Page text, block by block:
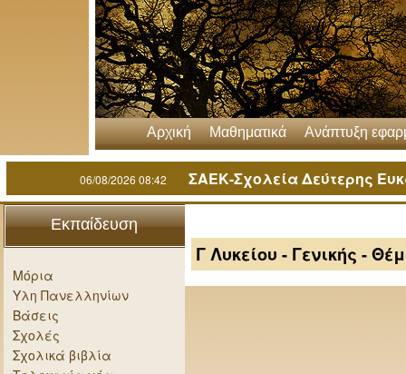
Αρχική Μαθηματικά Ανάπτυξη
06/08/2026 08:42 ΣΑΕΚ-Σχολεία Δεύτερης
Εκπαίδευση
Μόρια
Υλη Πανελληνίων
Βάσεις
Σχολές
Σχολικά βιβλία
Γ Λυκείου - Γενικής -